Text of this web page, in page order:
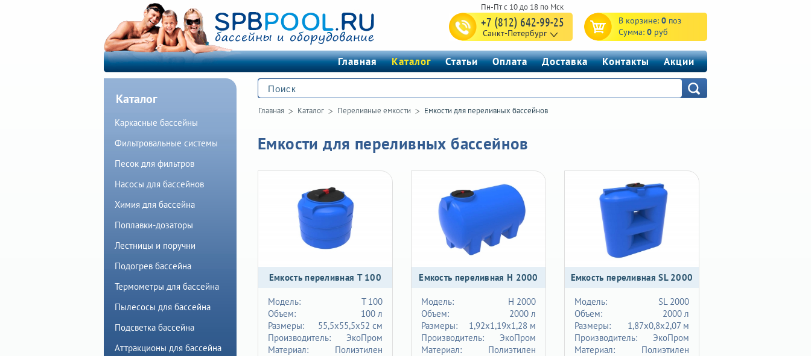
В корзине: 0 поз
Сумма: 0 руб
+7 (812) 642-99-25
Санкт-Петербург
Главная Каталог Статьи Оплата Доставка Контакты Акции
Главная Каталог Переливные емкости Емкости для переливных бассейнов
Емкости для переливных бассейнов
Емкость переливная T 100
T 100
Модель:
100 л
Объем:
55,5х55,5х52 см
Размеры:
ЭкоПром
Производитель:
Полиэтилен
Материал:
Емкость переливная H 2000
H 2000
Модель:
2000 л
Объем:
1,92х1,19х1,28 м
Размеры:
ЭкоПром
Производитель:
Полиэтилен
Материал:
Емкость переливная SL 2000
SL 2000
Модель:
2000 л
Объем:
1,87х0,8х2,07 м
Размеры:
ЭкоПром
Производитель:
Полиэтилен
Материал:
Каталог
Каркасные бассейны
Фильтровальные системы
Песок для фильтров
Насосы для бассейнов
Химия для бассейна
Поплавки-дозаторы
Лестницы и поручни
Подогрев бассейна
Термометры для бассейна
Пылесосы для бассейна
Подсветка бассейна
Аттракционы для бассейна